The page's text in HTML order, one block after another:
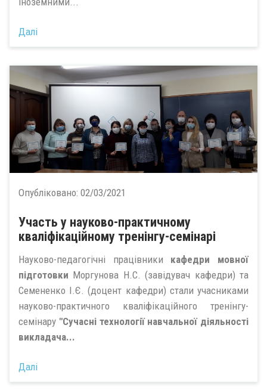
Далі
Опубліковано: 02/03/2021
Участь у науково-практичному
кваліфікаційному тренінгу-семінарі
Науково-педагогічні працівники кафедри мовної
підготовки Моргунова Н.С. (завідувач кафедри) та
Семененко І.Є. (доцент кафедри) стали учасниками
науково-практичного кваліфікаційного тренінгу-
семінару "Сучасні технології навчальної діяльності
викладача...
Далі